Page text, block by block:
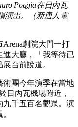
Poggia在日內瓦
演出。（新唐人電
Arena劇院大門一打
進大廳，「我等待已
台前說道。
術團今年演季在當地
日內瓦機場附近，
九千五百名觀眾。演